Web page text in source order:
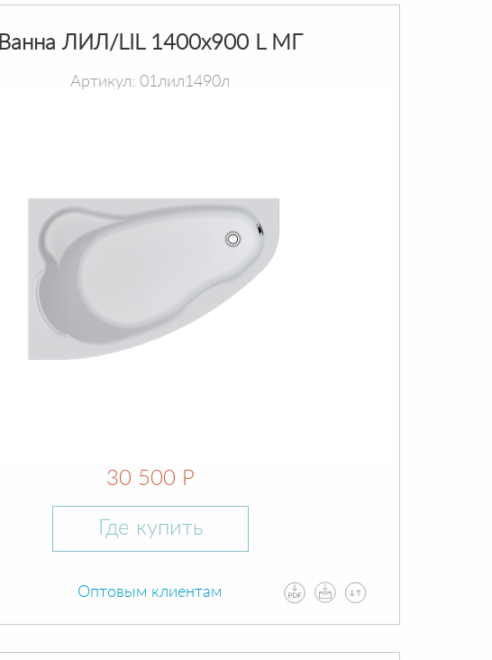
Ванна ЛИЛ/LIL 1400х900 L МГ
Артикул: 01лил1490л
30 500 Р
Где купить
Оптовым клиентам